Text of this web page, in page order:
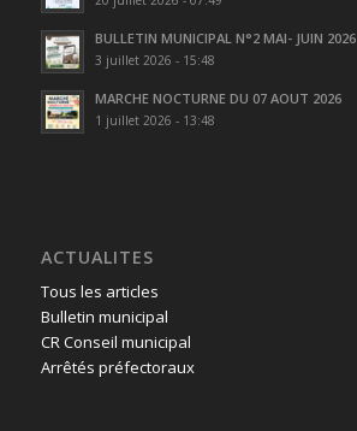
BULLETIN MUNICIPAL N°2 MAI- JUIN 2026
3 juillet 2026 - 15:48
MARCHE NOCTURNE DU 07 AOUT 2026
1 juillet 2026 - 13:48
ACTUALITES
Tous les articles
Bulletin municipal
CR Conseil municipal
Arrêtés préfectoraux